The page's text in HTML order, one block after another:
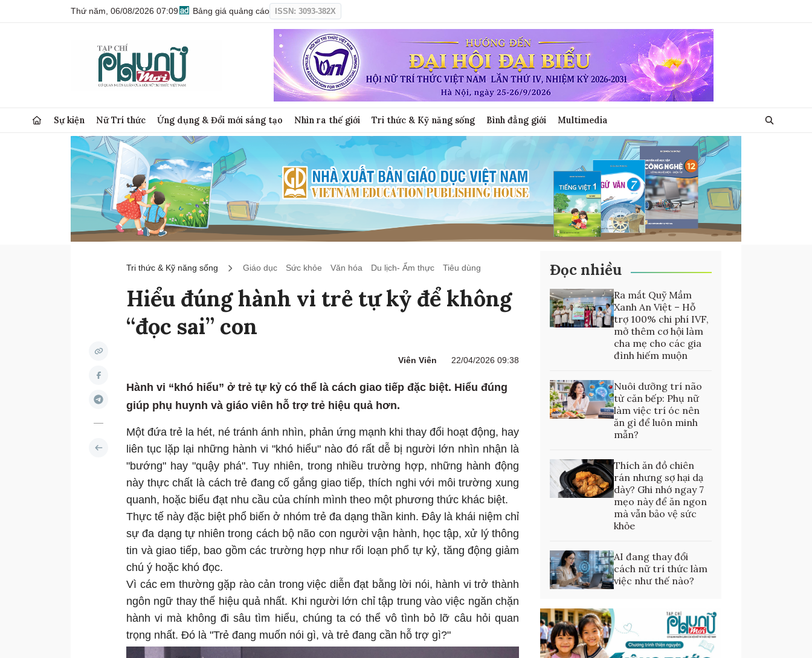
Thứ năm, 06/08/2026 07:09 Bảng giá quảng cáo ISSN: 3093-382X
Sự kiện Nữ Trí thức Ứng dụng & Đổi mới sáng tạo Nhìn ra thế giới Tri thức & Kỹ năng sống Bình đẳng giới Multimedia
Tri thức & Kỹ năng sống Giáo dục Sức khỏe Văn hóa Du lịch- Ẩm thực Tiêu dùng
Hiểu đúng hành vi trẻ tự kỷ để không
“đọc sai” con
Viên Viên 22/04/2026 09:38
Hành vi “khó hiểu” ở trẻ tự kỷ có thể là cách giao tiếp đặc biệt. Hiểu đúng
giúp phụ huynh và giáo viên hỗ trợ trẻ hiệu quả hơn.
Một đứa trẻ la hét, né tránh ánh nhìn, phản ứng mạnh khi thay đổi hoạt động, hay
liên tục lặp lại những hành vi "khó hiểu" nào đó rất dễ bị người lớn nhìn nhận là
"bướng" hay "quậy phá". Tuy nhiên, trong nhiều trường hợp, những hành động
này thực chất là cách trẻ đang cố gắng giao tiếp, thích nghi với môi trường xung
quanh, hoặc biểu đạt nhu cầu của chính mình theo một phương thức khác biệt.
Thực tế này đặc biệt phổ biến ở nhóm trẻ đa dạng thần kinh. Đây là khái niệm chỉ
sự đa dạng tự nhiên trong cách bộ não con người vận hành, học tập, xử lý thông
tin và giao tiếp, bao gồm các trường hợp như rối loạn phổ tự kỷ, tăng động giảm
chú ý hoặc khó đọc.
Vì các em thường gặp rào cản trong việc diễn đạt bằng lời nói, hành vi trở thành
ngôn ngữ thay thế hiệu quả nhất. Khi người lớn chỉ tập trung vào việc ngăn chặn
hành vi mà không đi sâu tìm hiểu, chúng ta có thể vô tình bỏ lỡ câu hỏi quan
trọng nhất. Đó là "Trẻ đang muốn nói gì, và trẻ đang cần hỗ trợ gì?"
Đọc nhiều
Ra mắt Quỹ Mầm
Xanh An Việt – Hỗ
trợ 100% chi phí IVF,
mở thêm cơ hội làm
cha mẹ cho các gia
đình hiếm muộn
Nuôi dưỡng trí não
từ căn bếp: Phụ nữ
làm việc trí óc nên
ăn gì để luôn minh
mẫn?
Thích ăn đồ chiên
rán nhưng sợ hại dạ
dày? Ghi nhớ ngay 7
mẹo này để ăn ngon
mà vẫn bảo vệ sức
khỏe
AI đang thay đổi
cách nữ trí thức làm
việc như thế nào?